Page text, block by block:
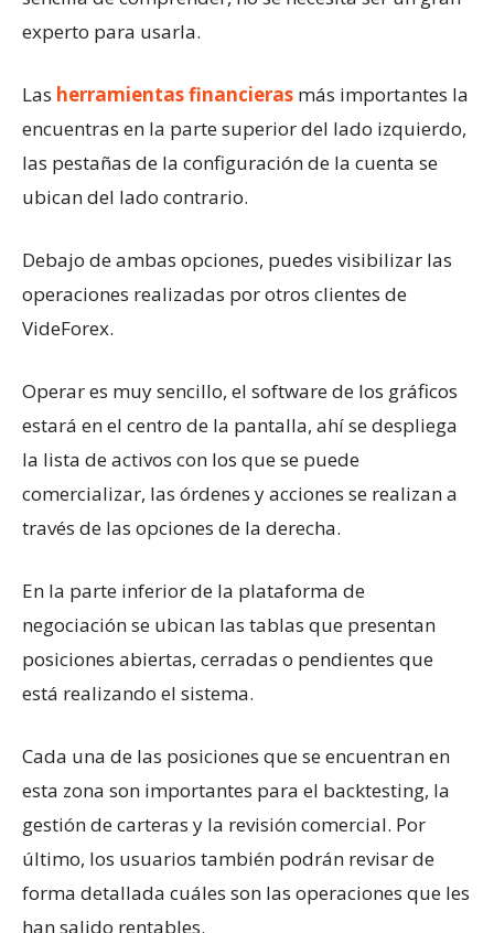
experto para usarla.
Las herramientas financieras más importantes la
encuentras en la parte superior del lado izquierdo,
las pestañas de la configuración de la cuenta se
ubican del lado contrario.
Debajo de ambas opciones, puedes visibilizar las
operaciones realizadas por otros clientes de
VideForex.
Operar es muy sencillo, el software de los gráficos
estará en el centro de la pantalla, ahí se despliega
la lista de activos con los que se puede
comercializar, las órdenes y acciones se realizan a
través de las opciones de la derecha.
En la parte inferior de la plataforma de
negociación se ubican las tablas que presentan
posiciones abiertas, cerradas o pendientes que
está realizando el sistema.
Cada una de las posiciones que se encuentran en
esta zona son importantes para el backtesting, la
gestión de carteras y la revisión comercial. Por
último, los usuarios también podrán revisar de
forma detallada cuáles son las operaciones que les
han salido rentables.